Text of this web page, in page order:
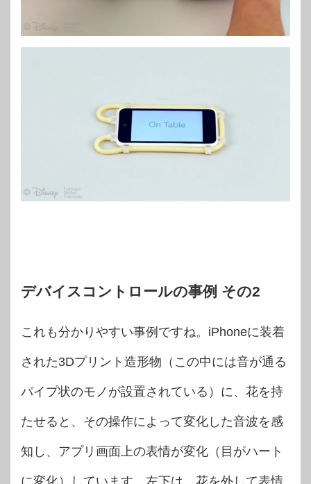
デバイスコントロールの事例 その2
これも分かりやすい事例ですね。iPhoneに装着
された3Dプリント造形物（この中には音が通る
パイプ状のモノが設置されている）に、花を持
たせると、その操作によって変化した音波を感
知し、アプリ画面上の表情が変化（目がハート